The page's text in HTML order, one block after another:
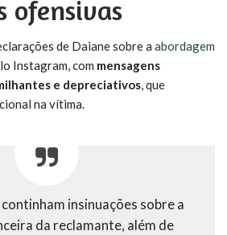
ofensivas
de Daiane sobre a abordagem
Instagram, com mensagens
e depreciativos, que
na vítima.
continham insinuações sobre a
da reclamante, além de